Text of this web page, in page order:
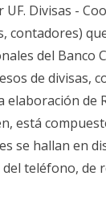
UF. Divisas -
contadores)
del Banco
de divisas,
elaboración de
está
se hallan en
teléfono, de